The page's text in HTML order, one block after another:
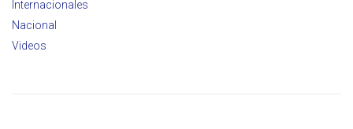
Internacionales
Nacional
Videos